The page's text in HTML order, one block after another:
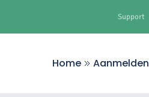
Support
Home Aanmelden